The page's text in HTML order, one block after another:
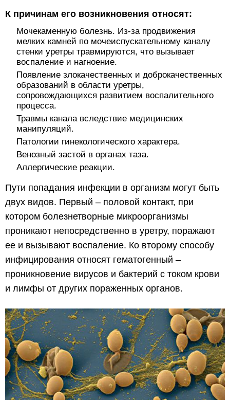
К причинам его возникновения относят:
Мочекаменную болезнь. Из-за продвижения
мелких камней по мочеиспускательному каналу
стенки уретры травмируются, что вызывает
воспаление и нагноение.
Появление злокачественных и доброкачественных
образований в области уретры,
сопровождающихся развитием воспалительного
процесса.
Травмы канала вследствие медицинских
манипуляций.
Патологии гинекологического характера.
Венозный застой в органах таза.
Аллергические реакции.
Пути попадания инфекции в организм могут быть
двух видов. Первый – половой контакт, при
котором болезнетворные микроорганизмы
проникают непосредственно в уретру, поражают
ее и вызывают воспаление. Ко второму способу
инфицирования относят гематогенный –
проникновение вирусов и бактерий с током крови
и лимфы от других пораженных органов.